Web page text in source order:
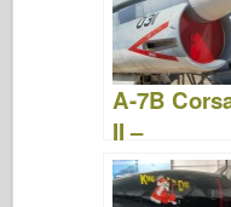
A-7B
II –